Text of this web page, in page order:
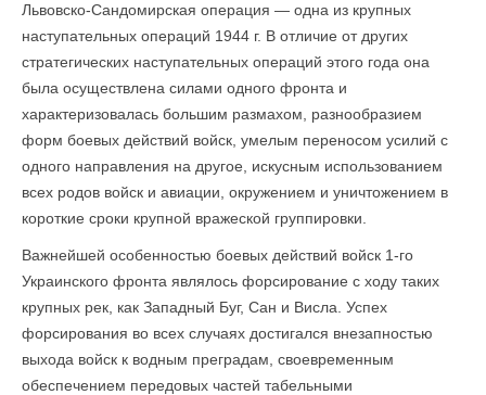
Львовско-Сандомирская операция — одна из крупных
наступательных операций 1944 г. В отличие от других
стратегических наступательных операций этого года она
была осуществлена силами одного фронта и
характеризовалась большим размахом, разнообразием
форм боевых действий войск, умелым переносом усилий с
одного направления на другое, искусным использованием
всех родов войск и авиации, окружением и уничтожением в
короткие сроки крупной вражеской группировки.
Важнейшей особенностью боевых действий войск 1-го
Украинского фронта являлось форсирование с ходу таких
крупных рек, как Западный Буг, Сан и Висла. Успех
форсирования во всех случаях достигался внезапностью
выхода войск к водным преградам, своевременным
обеспечением передовых частей табельными